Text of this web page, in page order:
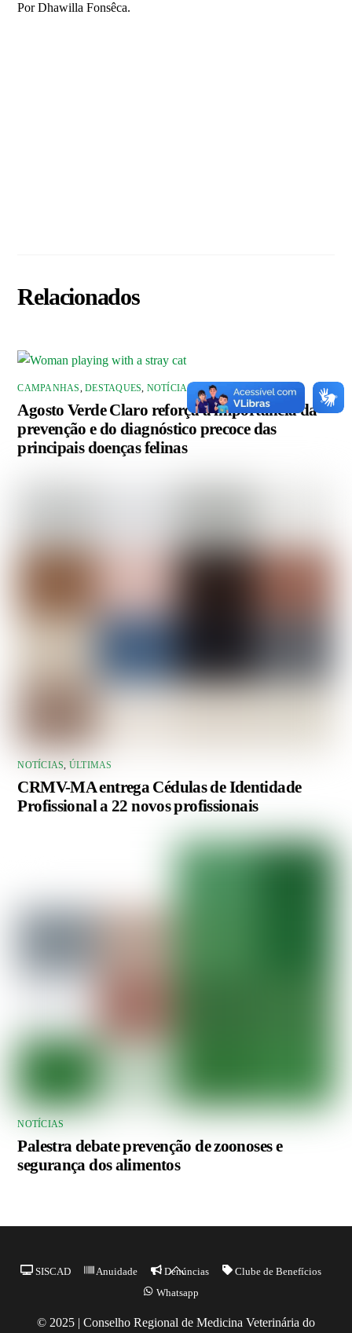
Por Dhawilla Fonsêca.
Relacionados
CAMPANHAS,DESTAQUES, NOTÍCIAS
Agosto Verde Claro reforça a importância da
prevenção e do diagnóstico precoce das
principais doenças felinas
NOTÍCIAS, ÚLTIMAS
CRMV-MA entrega Cédulas de Identidade
Profissional a 22 novos profissionais
NOTÍCIAS
Palestra debate prevenção de zoonoses e
segurança dos alimentos
Back
To
SISCAD Anuidade Denúncias
Clube de Benefícios
Whatsapp
© 2025 | Conselho Regional de Medicina Veterinária do